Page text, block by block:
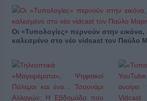
Οι «Τυπολογίες» περνούν στην
καλεσμένο στο νέο vidcast τον Παύλο